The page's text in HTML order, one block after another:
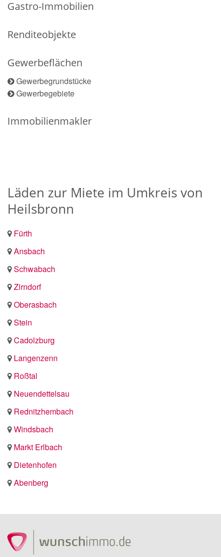
Gastro-Immobilien
Renditeobjekte
Gewerbeflächen
Gewerbegrundstücke
Gewerbegebiete
Immobilienmakler
Läden zur Miete im Umkreis von
Heilsbronn
Fürth
Ansbach
Schwabach
Zirndorf
Oberasbach
Stein
Cadolzburg
Langenzenn
Roßtal
Neuendettelsau
Rednitzhembach
Windsbach
Markt Erlbach
Dietenhofen
Abenberg